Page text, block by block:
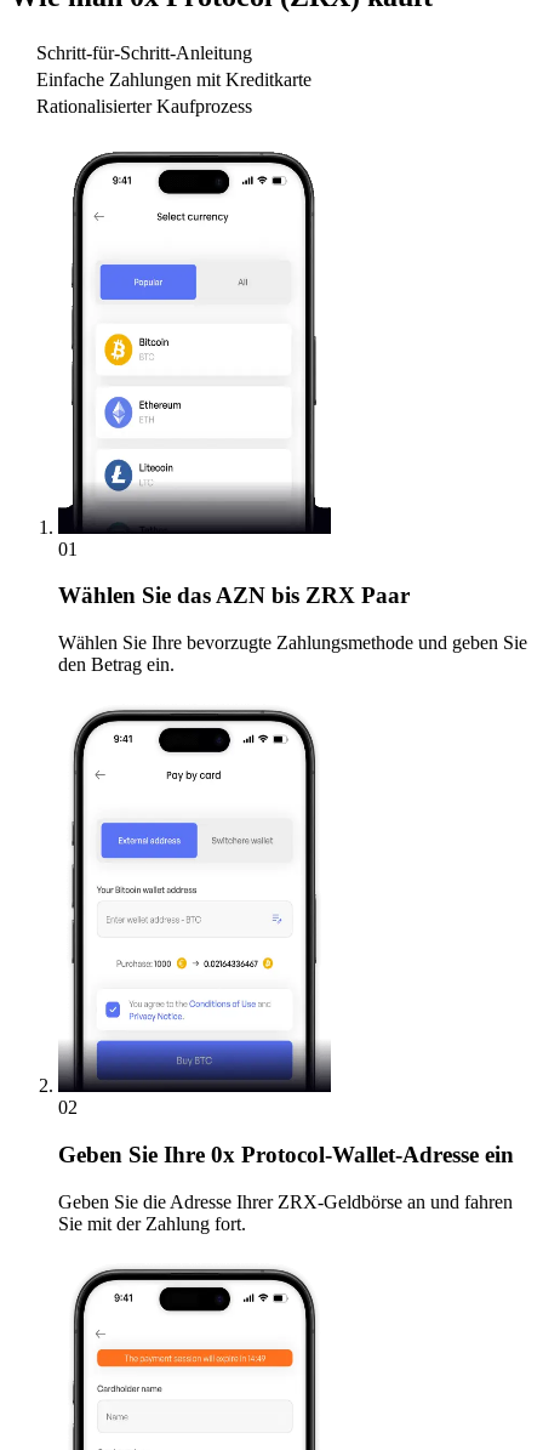
Schritt-für-Schritt-Anleitung
Einfache Zahlungen mit Kreditkarte
Rationalisierter Kaufprozess
01
Wählen Sie das AZN bis ZRX Paar
Wählen Sie Ihre bevorzugte Zahlungsmethode und geben Sie
den Betrag ein.
02
Geben Sie Ihre 0x Protocol-Wallet-Adresse ein
Geben Sie die Adresse Ihrer ZRX-Geldbörse an und fahren
Sie mit der Zahlung fort.